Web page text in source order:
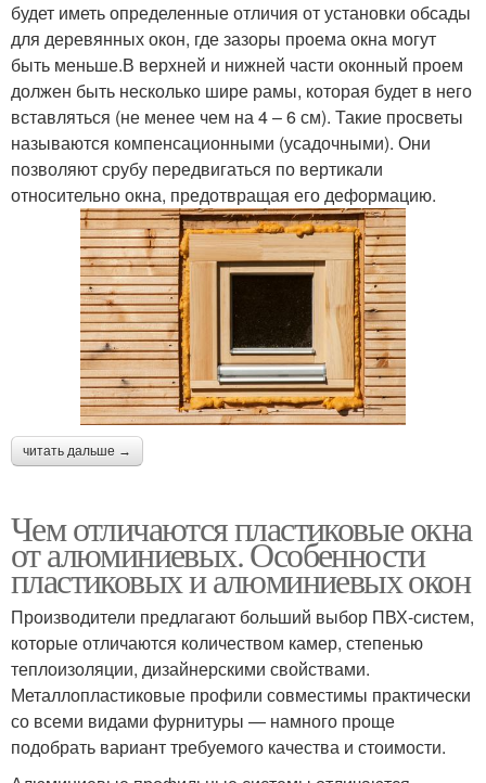
будет иметь определенные отличия от установки обсады
для деревянных окон, где зазоры проема окна могут
быть меньше.В верхней и нижней части оконный проем
должен быть несколько шире рамы, которая будет в него
вставляться (не менее чем на 4 – 6 см). Такие просветы
называются компенсационными (усадочными). Они
позволяют срубу передвигаться по вертикали
относительно окна, предотвращая его деформацию.
читать дальше →
Чем отличаются пластиковые окна
от алюминиевых. Особенности
пластиковых и алюминиевых окон
Производители предлагают больший выбор ПВХ-систем,
которые отличаются количеством камер, степенью
теплоизоляции, дизайнерскими свойствами.
Металлопластиковые профили совместимы практически
со всеми видами фурнитуры — намного проще
подобрать вариант требуемого качества и стоимости.